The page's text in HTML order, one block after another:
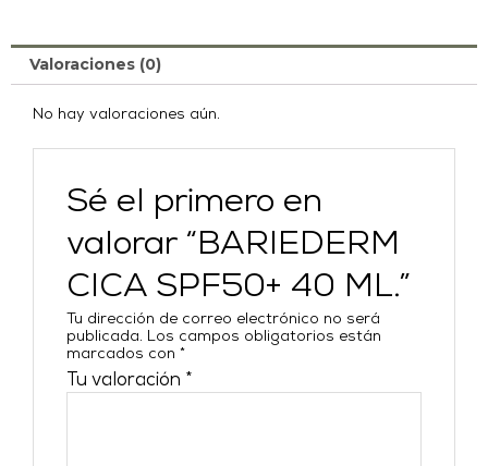
Valoraciones (0)
No hay valoraciones aún.
Sé el primero en
valorar “BARIEDERM
CICA SPF50+ 40 ML.”
Tu dirección de correo electrónico no será
publicada. Los campos obligatorios están
marcados con*
Tu valoración *